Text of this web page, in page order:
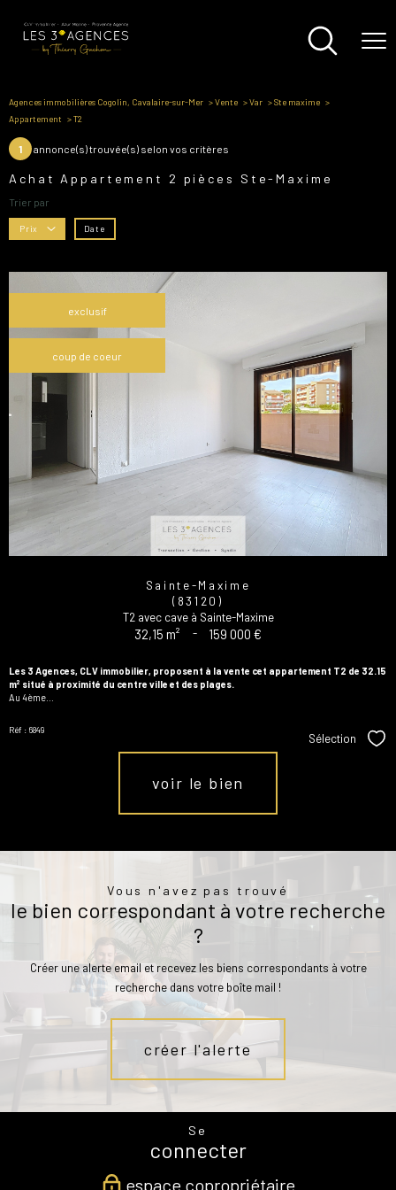
Agences immobilières Cogolin, Cavalaire-sur-Mer Vente Var
Ste maxime
Appartement
T2
1 annonce(s) trouvée(s) selon vos critères
Achat Appartement 2 pièces Ste-Maxime
Trier par
Prix Date
exclusif
coup de coeur
Sainte-Maxime
(83120)
T2 avec cave à Sainte-Maxime
32,15 m² - 159 000 €
Les 3 Agences, CLV immobilier, proposent à la vente cet appartement T2 de 32.15
m² situé à proximité du centre ville et des plages.
Au 4ème...
Réf : 6849
Sélection
voir le bien
Vous n'avez pas trouvé
le bien correspondant à votre recherche
?
Créer une alerte email et recevez les biens correspondants à votre
recherche dans votre boîte mail !
créer l'alerte
Se
connecter
espace copropriétaire